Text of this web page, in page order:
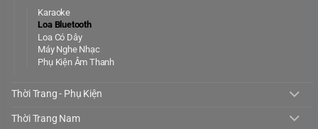
Karaoke
Loa Bluetooth
Loa Có Dây
Máy Nghe Nhạc
Phụ Kiện Âm Thanh
Thời Trang - Phụ Kiện
Thời Trang Nam